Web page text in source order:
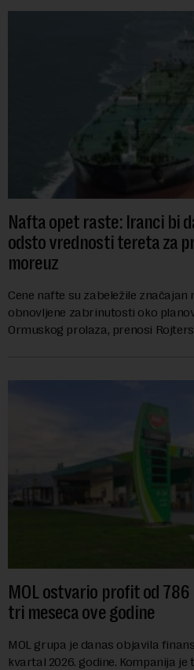
Nafta opet raste: Iranci bi
odsto vrednosti tereta za
moreuz
Cene nafte su zabeležile značajan
obnovljene zabrinutosti oko
Ormuskog prolaza, prenosi
MOL ostvario profit od
tri meseca ove godine
MOL grupa je danas objavila
kvartal 2026. godine. Kompanija